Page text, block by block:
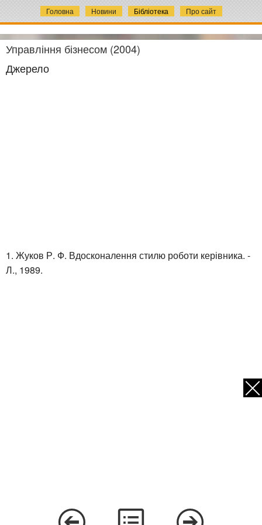
Головна Новини Бібліотека Про сайт
Управління бізнесом (2004)
Джерело
1. Жуков Р. Ф. Вдосконалення стилю роботи керівника. -
Л., 1989.